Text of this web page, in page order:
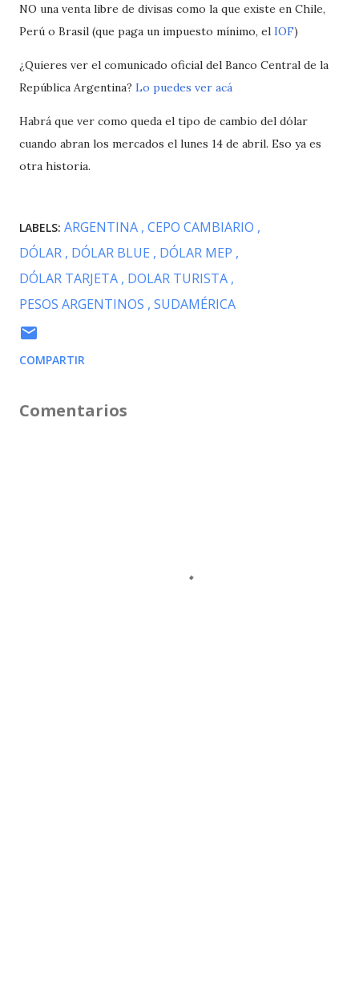
NO una venta libre de divisas como la que existe en Chile,
Perú o Brasil (que paga un impuesto mínimo, el IOF)
¿Quieres ver el comunicado oficial del Banco Central de la
República Argentina? Lo puedes ver acá
Habrá que ver como queda el tipo de cambio del dólar
cuando abran los mercados el lunes 14 de abril. Eso ya es
otra historia.
LABELS: ARGENTINA CEPO CAMBIARIO
DÓLAR DÓLAR BLUE
DÓLAR MEP
DÓLAR TARJETA DOLAR TURISTA
PESOS ARGENTINOS SUDAMÉRICA
COMPARTIR
Comentarios